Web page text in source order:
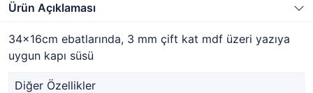
Ürün Açıklaması
34x16cm ebatlarında, 3 mm çift kat mdf üzeri yazıya
uygun kapı süsü
Diğer Özellikler